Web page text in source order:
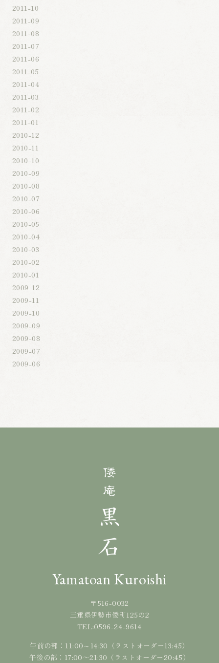
2011-10
2011-09
2011-08
2011-07
2011-06
2011-05
2011-04
2011-03
2011-02
2011-01
2010-12
2010-11
2010-10
2010-09
2010-08
2010-07
2010-06
2010-05
2010-04
2010-03
2010-02
2010-01
2009-12
2009-11
2009-10
2009-09
2009-08
2009-07
2009-06
Yamatoan Kuroishi
〒516-0032
三重県伊勢市倭町125の2
TEL:0596-24-9614
午前の部：11:00～14:30（ラストオーダー13:45）
午後の部：17:00〜21:30（ラストオーダー20:45）